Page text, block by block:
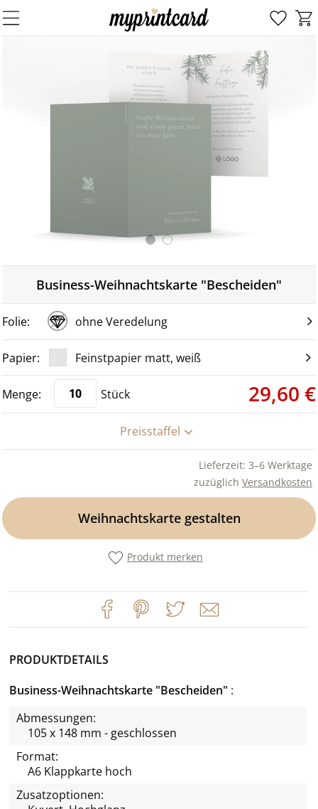
Business-Weihnachtskarte "Bescheiden"
ohne Veredelung
Feinstpapier matt, weiß
Stück 29,60 €
Preisstaffel
Lieferzeit: 3–6 Werktage
zuzüglich Versandkosten
Weihnachtskarte gestalten
Produkt merken
PRODUKTDETAILS
Business-Weihnachtskarte "Bescheiden"
Abmessungen:
105 x 148 mm - geschlossen
Format:
A6 Klappkarte hoch
Zusatzoptionen: